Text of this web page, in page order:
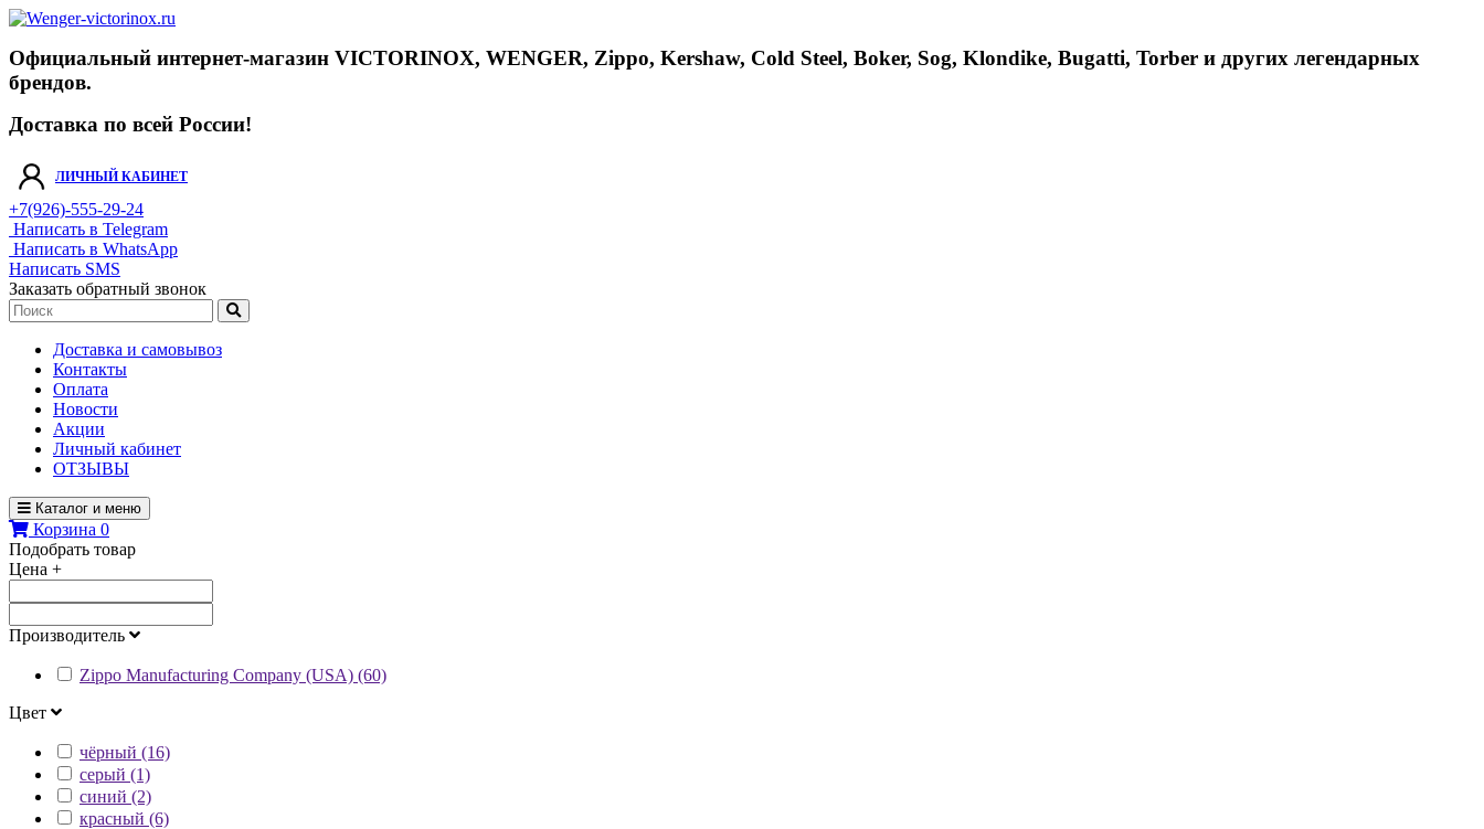
Официальный интернет-магазин VICTORINOX, WENGER, Zippo, Kershaw, Cold Steel, Boker, Sog, Klondike, Bugatti, Torber и других легендарных
брендов.
Доставка по всей России!
ЛИЧНЫЙ КАБИНЕТ
+7(926)-555-29-24
Написать в Telegram
Написать в WhatsApp
Написать SMS
Заказать обратный звонок
Доставка и самовывоз
Контакты
Оплата
Новости
Акции
Личный кабинет
ОТЗЫВЫ
Каталог и меню
Корзина 0
Подобрать товар
Цена +
Производитель
Zippo Manufacturing Company (USA) (60)
Цвет
чёрный (16)
серый (1)
синий (2)
красный (6)